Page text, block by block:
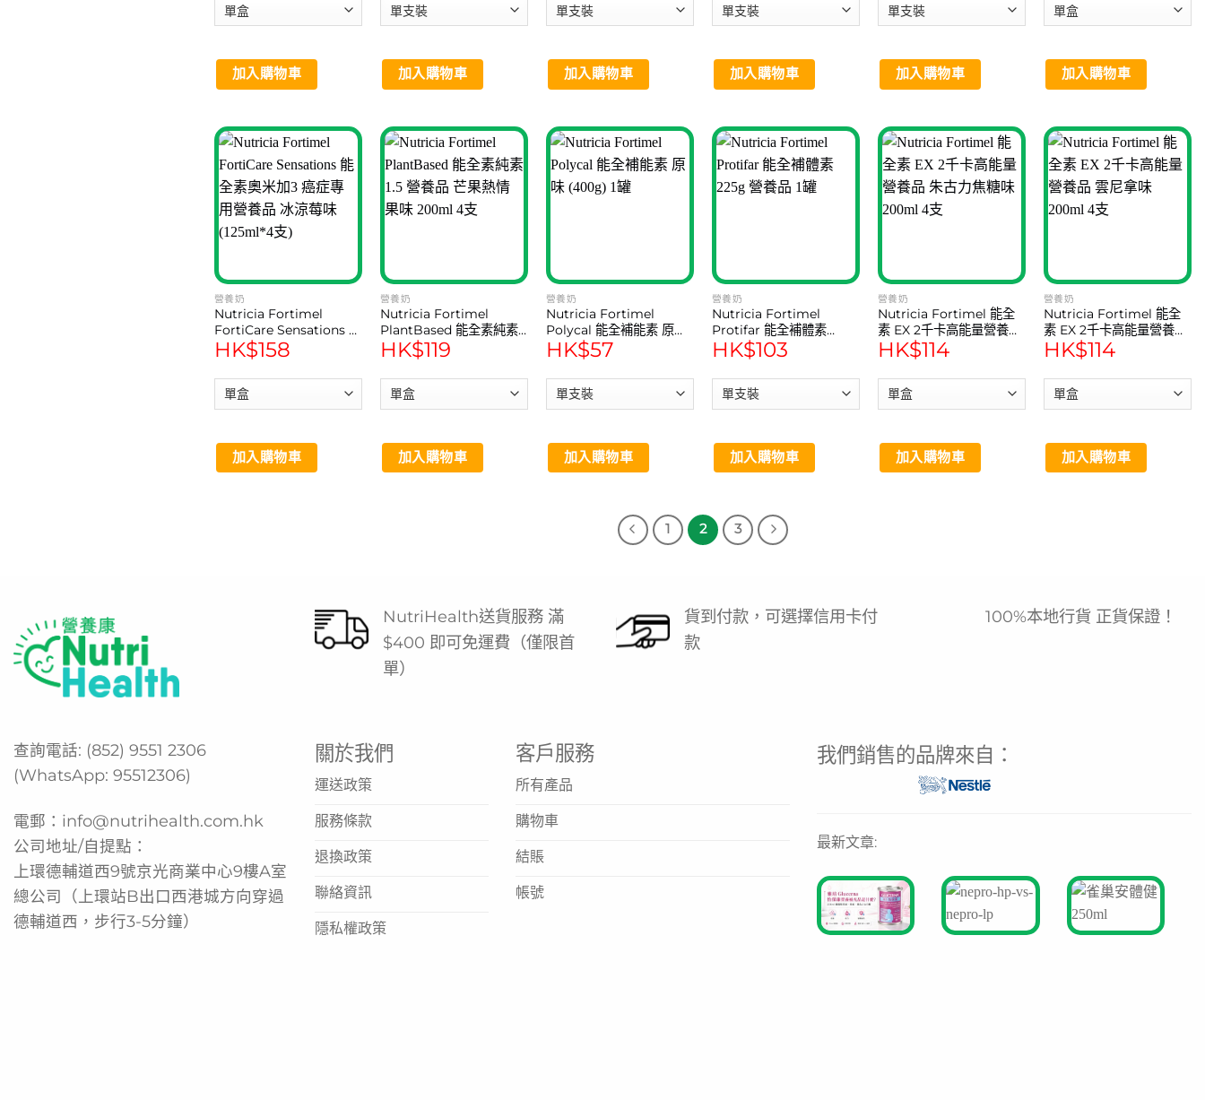
加入購物車 加入購物車 加入購物車 加入購物車 加入購物車 加入購物車
營養奶
Nutricia Fortimel
FortiCare Sensations 能
全素奧米加3 癌症專用營
支)
HK$158
加入購物車
營養奶
Nutricia Fortimel
PlantBased 能全素純素
1.5 營養品 芒果熱情果味
200ml 4支
HK$119
加入購物車
營養奶
Nutricia Fortimel
Polycal 能全補能素 原味
(400g) 1罐
HK$57
加入購物車
營養奶
Nutricia Fortimel
Protifar 能全補體素
225g 營養品 1罐
HK$103
加入購物車
營養奶
Nutricia Fortimel 能全
素 EX 2千卡高能量營養品
朱古力焦糖味 200ml 4支
HK$114
加入購物車
營養奶
Nutricia Fortimel 能全
素 EX 2千卡高能量營養品
雲尼拿味 200ml 4支
HK$114
加入購物車
1 2 3
NutriHealth送貨服務 滿
$400 即可免運費（僅限首
單）
貨到付款，可選擇信用卡付
款
100%本地行貨 正貨保證！
查詢電話: (852) 9551 2306
(WhatsApp: 95512306)
電郵： info@nutrihealth.com.hk
公司地址/自提點：
上環德輔道西9號京光商業中心9樓A室
總公司（上環站B出口西港城方向穿過
德輔道西，步行3-5分鐘）
關於我們
運送政策
服務條款
退換政策
聯絡資訊
隱私權政策
客戶服務
所有產品
購物車
結賬
帳號
我們銷售的品牌來自：
最新文章: